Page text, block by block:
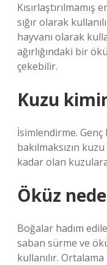
Kısırlaştırılmamış
sığır olarak
hayvanı olarak
ağırlığındaki bir
çekebilir.
Kuzu
İsimlendirme.
bakılmaksızın
kadar olan
Öküz
Boğalar hadım
saban sürme ve
kullanılır.